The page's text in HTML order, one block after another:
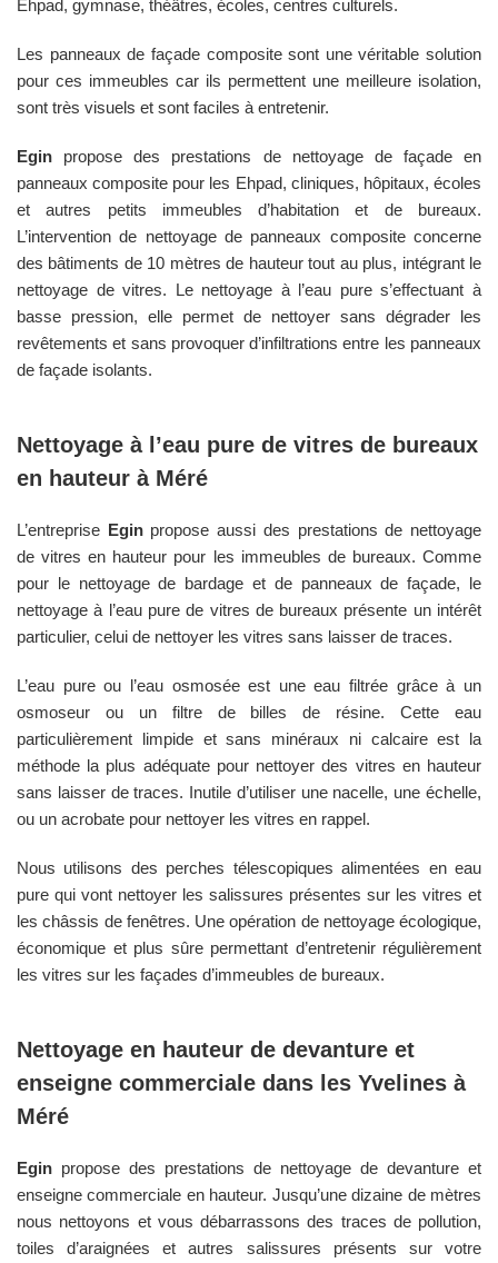
Ehpad, gymnase, théâtres, écoles, centres culturels.
Les panneaux de façade composite sont une véritable solution
pour ces immeubles car ils permettent une meilleure isolation,
sont très visuels et sont faciles à entretenir.
Egin propose des prestations de nettoyage de façade en
panneaux composite pour les Ehpad, cliniques, hôpitaux, écoles
et autres petits immeubles d’habitation et de bureaux.
L’intervention de nettoyage de panneaux composite concerne
des bâtiments de 10 mètres de hauteur tout au plus, intégrant le
nettoyage de vitres. Le nettoyage à l’eau pure s’effectuant à
basse pression, elle permet de nettoyer sans dégrader les
revêtements et sans provoquer d’infiltrations entre les panneaux
de façade isolants.
Nettoyage à l’eau pure de vitres de bureaux
en hauteur à Méré
L’entreprise Eginpropose aussi des prestations de nettoyage
de vitres en hauteur pour les immeubles de bureaux. Comme
pour le nettoyage de bardage et de panneaux de façade, le
nettoyage à l’eau pure de vitres de bureaux présente un intérêt
particulier, celui de nettoyer les vitres sans laisser de traces.
L’eau pure ou l’eau osmosée est une eau filtrée grâce à un
osmoseur ou un filtre de billes de résine. Cette eau
particulièrement limpide et sans minéraux ni calcaire est la
méthode la plus adéquate pour nettoyer des vitres en hauteur
sans laisser de traces. Inutile d’utiliser une nacelle, une échelle,
ou un acrobate pour nettoyer les vitres en rappel.
Nous utilisons des perches télescopiques alimentées en eau
pure qui vont nettoyer les salissures présentes sur les vitres et
les châssis de fenêtres. Une opération de nettoyage écologique,
économique et plus sûre permettant d’entretenir régulièrement
les vitres sur les façades d’immeubles de bureaux.
Nettoyage en hauteur de devanture et
enseigne commerciale dans les Yvelines à
Méré
Egin propose des prestations de nettoyage de devanture et
enseigne commerciale en hauteur. Jusqu’une dizaine de mètres
nous nettoyons et vous débarrassons des traces de pollution,
toiles d’araignées et autres salissures présents sur votre